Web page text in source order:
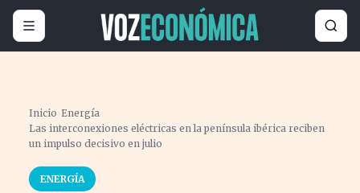
Inicio ›Energía›
Las interconexiones eléctricas en la península ibérica reciben
un impulso decisivo en julio
ENERGÍA